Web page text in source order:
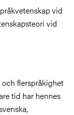
vid
vid
flerspråkighet
tid har hennes